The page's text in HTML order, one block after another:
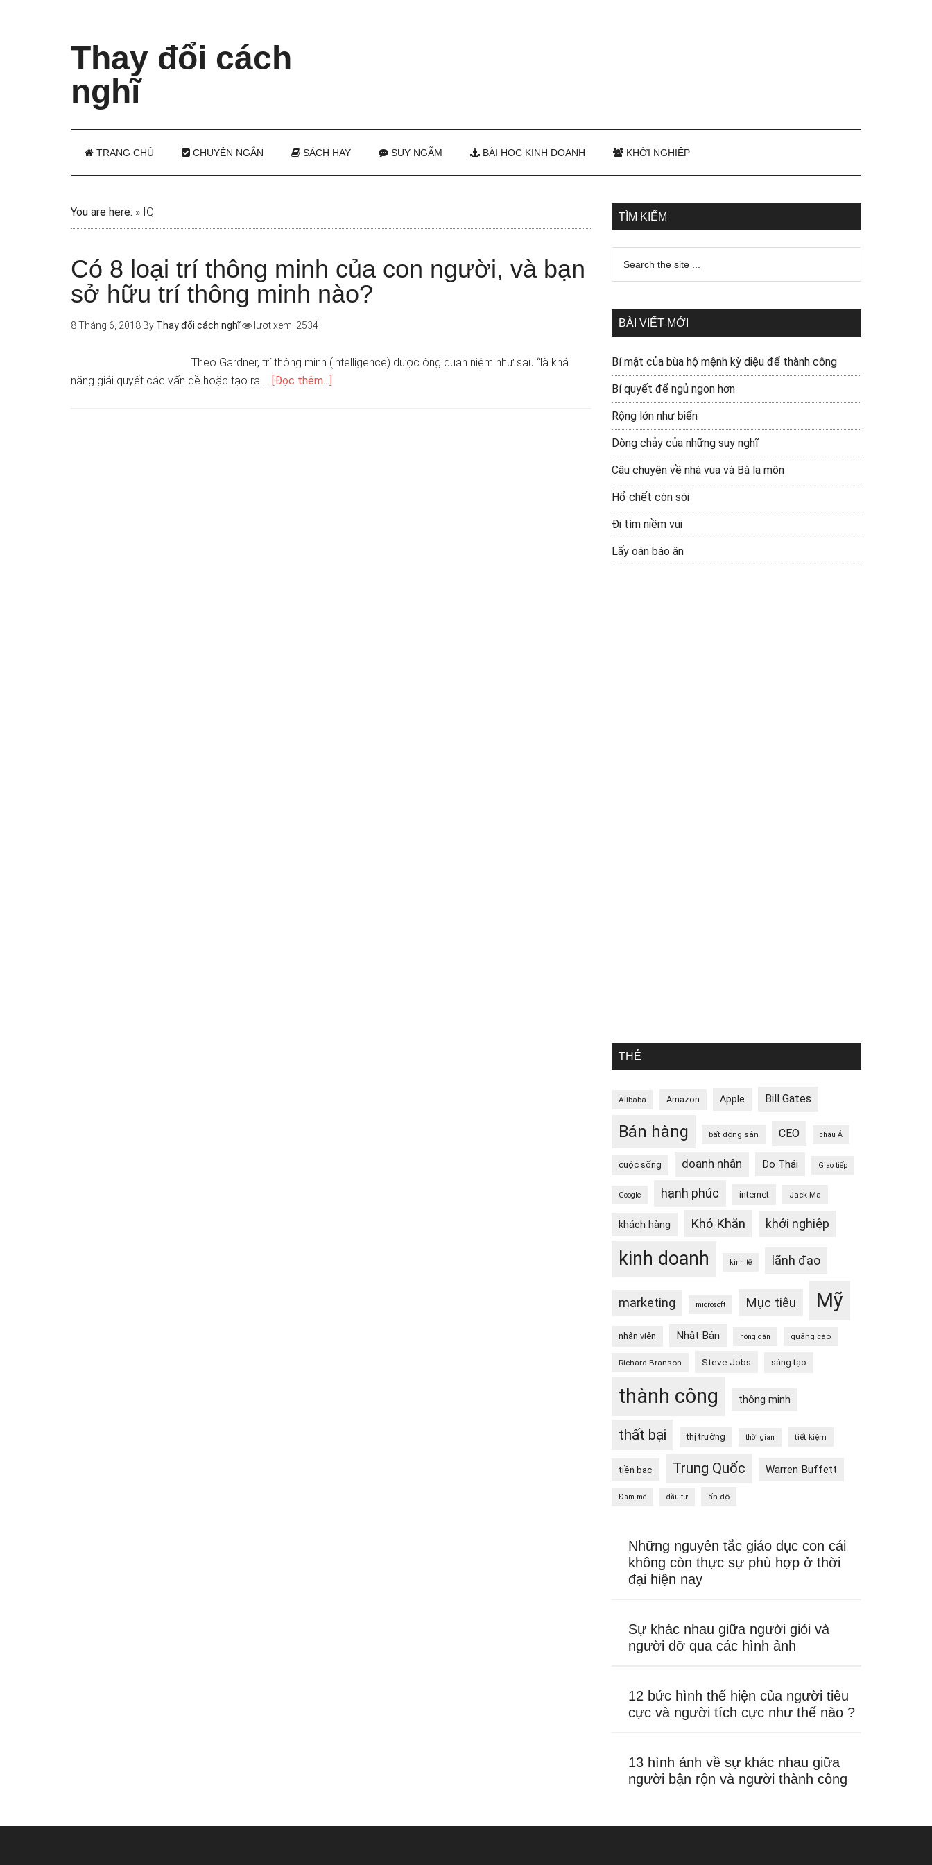
Thay đổi cách
nghĩ
TRANG CHỦ CHUYỆN NGẮN SÁCH HAY SUY NGẪM BÀI HỌC KINH DOANH KHỞI NGHIỆP
You are here: » IQ
Có 8 loại trí thông minh của con người, và bạn
sở hữu trí thông minh nào?
8 Tháng 6, 2018 By Thay đổi cách nghĩ lượt xem: 2534
Theo Gardner, trí thông minh (intelligence) được ông quan niệm như sau “là khả
năng giải quyết các vấn đề hoặc tạo ra … [Đọc thêm...]
TÌM KIẾM
BÀI VIẾT MỚI
Bí mật của bùa hộ mệnh kỳ diệu để thành công
Bí quyết để ngủ ngon hơn
Rộng lớn như biển
Dòng chảy của những suy nghĩ
Câu chuyện về nhà vua và Bà la môn
Hổ chết còn sói
Đi tìm niềm vui
Lấy oán báo ân
THẺ
Alibaba Amazon Apple Bill Gates
Bán hàng bất động sản CEO châu Á
cuộc sống doanh nhân Do Thái Giao tiếp
Google hạnh phúc internet Jack Ma
khách hàng Khó Khăn khởi nghiệp
kinh doanh kinh tế lãnh đạo
marketing microsoft Mục tiêu Mỹ
nhân viên Nhật Bản nông dân quảng cáo
Richard Branson Steve Jobs sáng tạo
thành công thông minh
thất bại thị trường thời gian tiết kiệm
tiền bạc Trung Quốc Warren Buffett
Đam mê đầu tư ấn độ
Những nguyên tắc giáo dục con cái
không còn thực sự phù hợp ở thời
đại hiện nay
Sự khác nhau giữa người giỏi và
người dỡ qua các hình ảnh
12 bức hình thể hiện của người tiêu
cực và người tích cực như thế nào ?
13 hình ảnh về sự khác nhau giữa
người bận rộn và người thành công